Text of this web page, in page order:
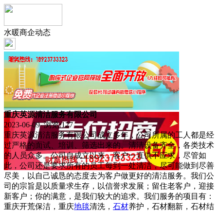
水暖商企动态
重庆英源清洁服务有限公司
2023-06-09 浏览:127
重庆英源清洁服务有限公司成立多年，公司所属的工人都是经
过严格的面试、培训、筛选出来的。清洁设备齐全，各类技术
的人员众多。公司自成立以来，客户一直供不应求，尽管如
此，公司还是要求所有的员工每到一处清洁，尽可能做到尽善
尽美，以自己诚恳的态度去为客户做更好的清洁服务。我们公
司的宗旨是以质量求生存，以信誉求发展；留住老客户，迎接
新客户；你的满意，是我们较大的追求。我们服务的项目有：
重庆开荒保洁，重庆地毯清洗， 石材养护，石材翻新，石材结